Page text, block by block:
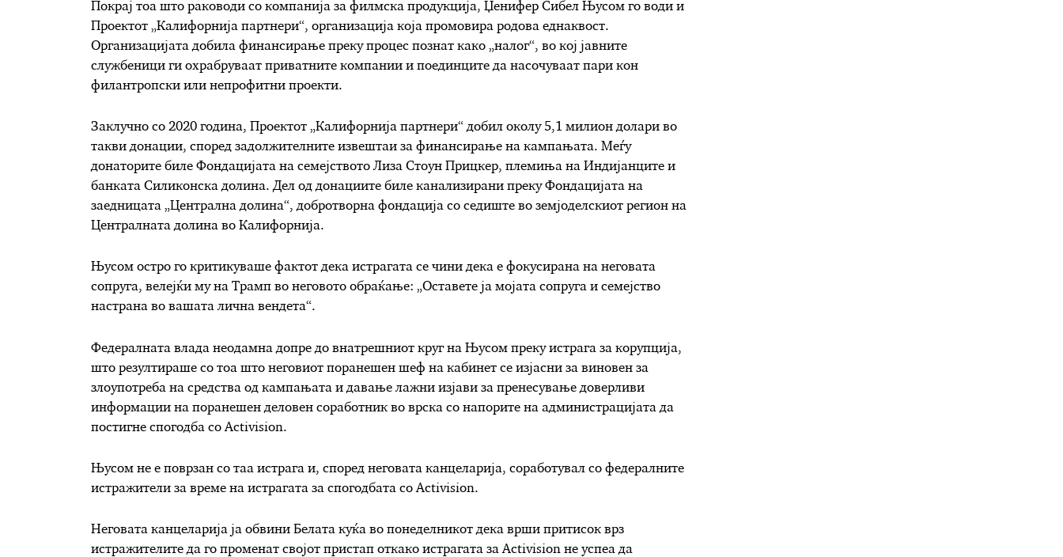
Покрај тоа што раководи со компанија за филмска продукција, Џенифер Сибел Њусом го води и
Проектот „Калифорнија партнери“, организација која промовира родова еднаквост.
Организацијата добила финансирање преку процес познат како „налог“, во кој јавните
службеници ги охрабруваат приватните компании и поединците да насочуваат пари кон
филантропски или непрофитни проекти.
Заклучно со 2020 година, Проектот „Калифорнија партнери“ добил околу 5,1 милион долари во
такви донации, според задолжителните извештаи за финансирање на кампањата. Меѓу
донаторите биле Фондацијата на семејството Лиза Стоун Прицкер, племиња на Индијанците и
банката Силиконска долина. Дел од донациите биле канализирани преку Фондацијата на
заедницата „Централна долина“, добротворна фондација со седиште во земјоделскиот регион на
Централната долина во Калифорнија.
Њусом остро го критикуваше фактот дека истрагата се чини дека е фокусирана на неговата
сопруга, велејќи му на Трамп во неговото обраќање: „Оставете ја мојата сопруга и семејство
настрана во вашата лична вендета“.
Федералната влада неодамна допре до внатрешниот круг на Њусом преку истрага за корупција,
што резултираше со тоа што неговиот поранешен шеф на кабинет се изјасни за виновен за
злоупотреба на средства од кампањата и давање лажни изјави за пренесување доверливи
информации на поранешен деловен соработник во врска со напорите на администрацијата да
постигне спогодба со Activision.
Њусом не е поврзан со таа истрага и, според неговата канцеларија, соработувал со федералните
истражители за време на истрагата за спогодбата со Activision.
Неговата канцеларија ја обвини Белата куќа во понеделникот дека врши притисок врз
истражителите да го променат својот пристап откако истрагата за Activision не успеа да